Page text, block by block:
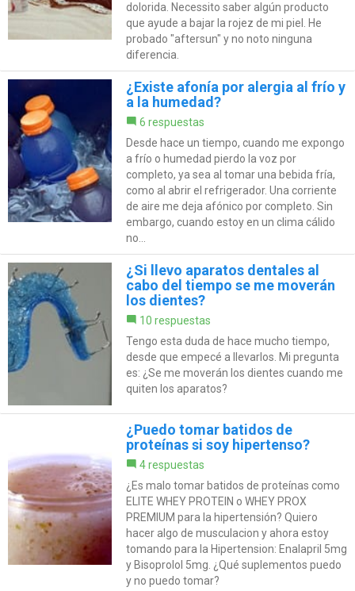
dolorida. Necessito saber algún producto
que ayude a bajar la rojez de mi piel. He
probado "aftersun" y no noto ninguna
diferencia.
¿Existe afonía por alergia al frío y
a la humedad?
6 respuestas
Desde hace un tiempo, cuando me expongo
a frío o humedad pierdo la voz por
completo, ya sea al tomar una bebida fría,
como al abrir el refrigerador. Una corriente
de aire me deja afónico por completo. Sin
embargo, cuando estoy en un clima cálido
no...
¿Si llevo aparatos dentales al
cabo del tiempo se me moverán
los dientes?
10 respuestas
Tengo esta duda de hace mucho tiempo,
desde que empecé a llevarlos. Mi pregunta
es: ¿Se me moverán los dientes cuando me
quiten los aparatos?
¿Puedo tomar batidos de
proteínas si soy hipertenso?
4 respuestas
¿Es malo tomar batidos de proteínas como
ELITE WHEY PROTEIN o WHEY PROX
PREMIUM para la hipertensión? Quiero
hacer algo de musculacion y ahora estoy
tomando para la Hipertension: Enalapril 5mg
y Bisoprolol 5mg. ¿Qué suplementos puedo
y no puedo tomar?